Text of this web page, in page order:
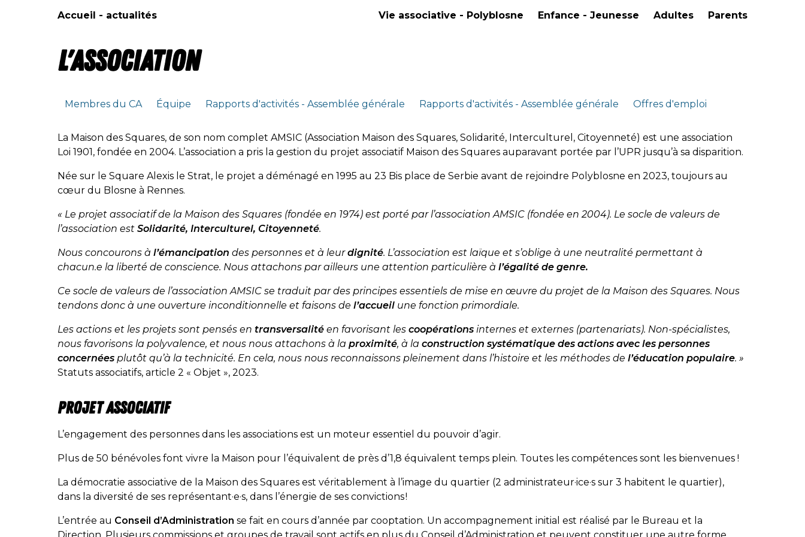
Accueil - actualités Vie associative - Polyblosne Enfance - Jeunesse Adultes Parents
L'association
Membres du CA Équipe Rapports d'activités - Assemblée générale Rapports d'activités - Assemblée générale Offres d'emploi
La Maison des Squares, de son nom complet AMSIC (Association Maison des Squares, Solidarité, Interculturel, Citoyenneté) est une association
Loi 1901, fondée en 2004. L’association a pris la gestion du projet associatif Maison des Squares auparavant portée par l’UPR jusqu’à sa disparition.
Née sur le Square Alexis le Strat, le projet a déménagé en 1995 au 23 Bis place de Serbie avant de rejoindre Polyblosne en 2023, toujours au
cœur du Blosne à Rennes.
« Le projet associatif de la Maison des Squares (fondée en 1974) est porté par l’association AMSIC (fondée en 2004). Le socle de valeurs de
l’association est Solidarité, Interculturel, Citoyenneté.
Nous concourons à l’émancipation des personnes et à leurdignité. L’association est laïque et s’oblige à une neutralité permettant à
chacun.e la liberté de conscience. Nous attachons par ailleurs une attention particulière à l’égalité de genre.
Ce socle de valeurs de l’association AMSIC se traduit par des principes essentiels de mise en œuvre du projet de la Maison des Squares. Nous
tendons donc à une ouverture inconditionnelle et faisons de l’accueil une fonction primordiale.
Les actions et les projets sont pensés en transversalité en favorisant les coopérations internes et externes (partenariats). Non-spécialistes,
nous favorisons la polyvalence, et nous nous attachons à la proximité, à la construction systématique des actions avec les personnes
concernées plutôt qu’à la technicité. En cela, nous nous reconnaissons pleinement dans l’histoire et les méthodes de l’éducation populaire. »
Statuts associatifs, article 2 « Objet », 2023.
Projet associatif
L’engagement des personnes dans les associations est un moteur essentiel du pouvoir d’agir.
Plus de 50 bénévoles font vivre la Maison pour l’équivalent de près d’1,8 équivalent temps plein. Toutes les compétences sont les bienvenues !
La démocratie associative de la Maison des Squares est véritablement à l’image du quartier (2 administrateur·ice·s sur 3 habitent le quartier),
dans la diversité de ses représentant·e·s, dans l’énergie de ses convictions !
L’entrée au Conseil d’Administration se fait en cours d’année par cooptation. Un accompagnement initial est réalisé par le Bureau et la